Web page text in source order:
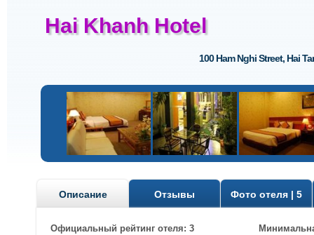
Hai Khanh Hotel
100 Ham Nghi Street, Hai
Описание Отзывы Фото отеля | 5
Официальный рейтинг отеля: 3